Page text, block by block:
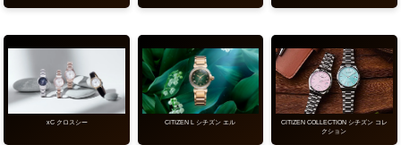
xC クロスシー CITIZEN L シチズン エル
CITIZEN COLLECTION シチズン コレ
クション